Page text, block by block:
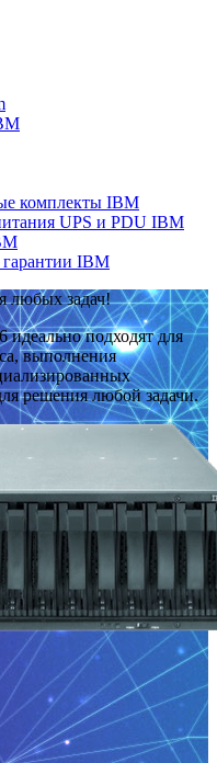
комплекты IBM
UPS и PDU IBM
IBM
любых задач!
подходят для
выполнения
решения любой задачи.